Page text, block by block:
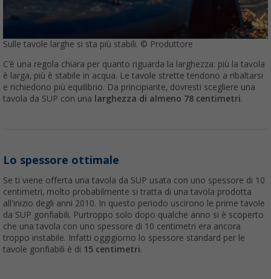
Sulle tavole larghe si sta più stabili. © Produttore
C'è una regola chiara per quanto riguarda la larghezza: più la tavola
è larga, più è stabile in acqua. Le tavole strette tendono a ribaltarsi
e richiedono più equilibrio. Da principiante, dovresti scegliere una
tavola da SUP con una larghezza di almeno 78 centimetri.
Lo spessore ottimale
Se ti viene offerta una tavola da SUP usata con uno spessore di 10
centimetri, molto probabilmente si tratta di una tavola prodotta
all'inizio degli anni 2010. In questo periodo uscirono le prime tavole
da SUP gonfiabili. Purtroppo solo dopo qualche anno si è scoperto
che una tavola con uno spessore di 10 centimetri era ancora
troppo instabile. Infatti oggigiorno lo spessore standard per le
tavole gonfiabili è di 15 centimetri.